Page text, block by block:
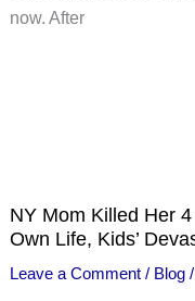
now. After
NY Mom Killed Her
Own Life, Kids’
Leave a Comment / Blog/